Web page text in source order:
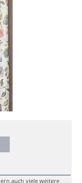
auch viele weitere